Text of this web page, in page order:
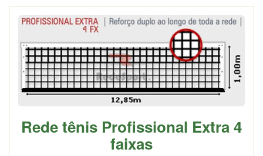
Rede tênis Profissional Extra 4
faixas